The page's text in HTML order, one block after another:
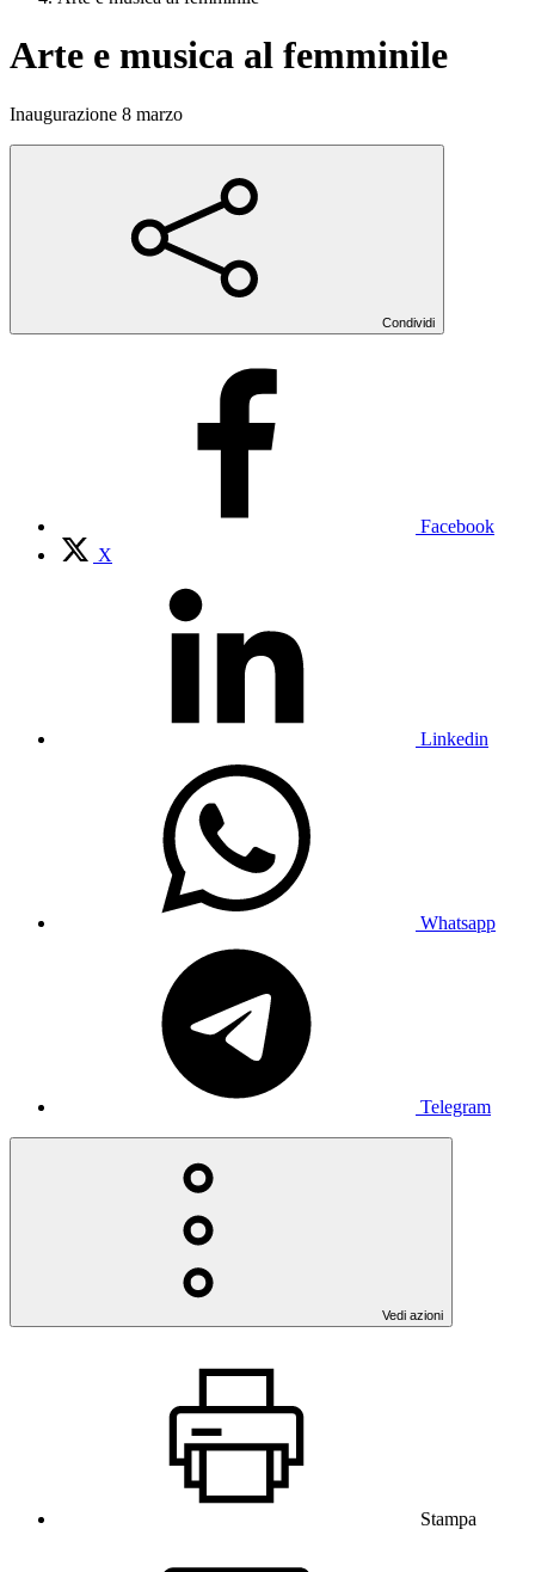
Arte e musica al femminile
Inaugurazione 8 marzo
Condividi
Facebook
X
Linkedin
Whatsapp
Telegram
Vedi azioni
Stampa